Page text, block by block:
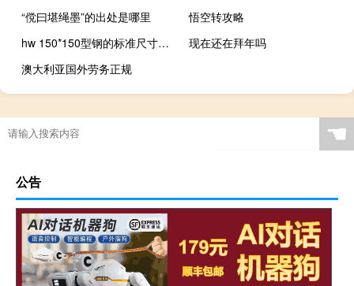
“傥曰堪绳墨”的出处是哪里
悟空转攻略
hw 150*150型钢的标准尺寸（hw dll）
现在还在拜年吗
澳大利亚国外劳务正规
☚
公告